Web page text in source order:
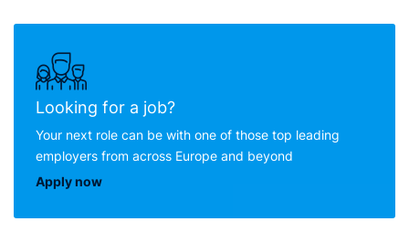
Looking for a job?
Your next role can be with one of those top leading
employers from across Europe and beyond
Apply now